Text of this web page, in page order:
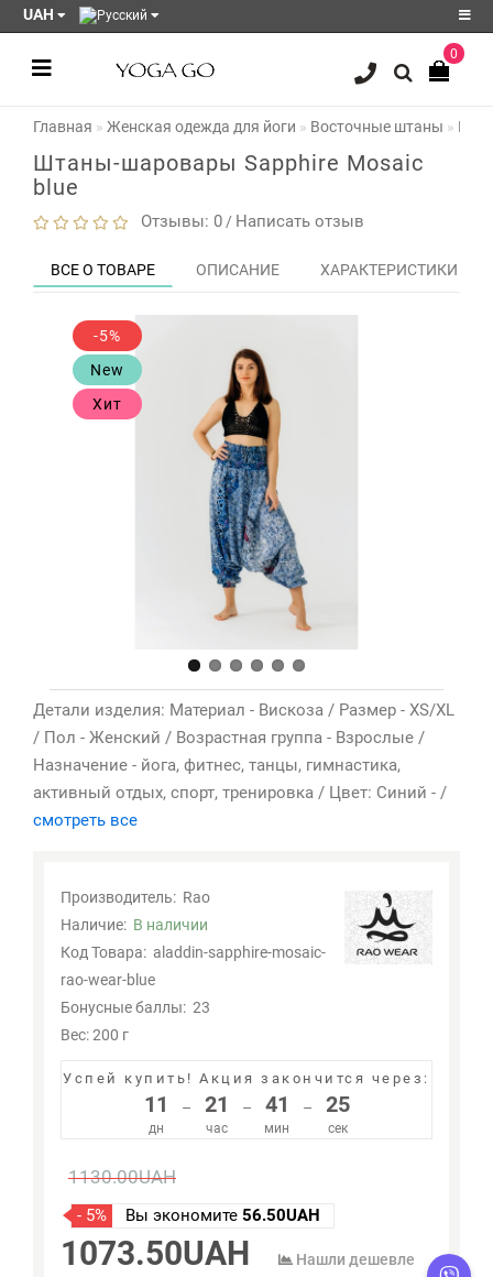
UAH
Регистрация
Авторизация
Акции
закладки0
0
Главная Женская одежда для йоги Восточные штаны
Штаны-шаровары Sapphire Mosaic
blue
Отзывы: 0 / Написать отзыв
ВСЕ О ТОВАРЕ ОПИСАНИЕ ХАРАКТЕРИСТИКИ
-5%
New
Хит
Детали изделия: Материал - Вискоза / Размер - XS/XL
/ Пол - Женский / Возрастная группа - Взрослые /
Назначение - йога, фитнес, танцы, гимнастика,
активный отдых, спорт, тренировка / Цвет: Синий - /
смотреть все
Производитель: Rao
Наличие: В наличии
Код Товара: aladdin-sapphire-mosaic-
rao-wear-blue
Бонусные баллы: 23
Вес: 200 г
Успей купить!Акция закончится через:
11
дн
– 21
час
– 41
мин
– 25
сек
1130.00UAH
- 5% Вы экономите 56.50UAH
1073.50UAH
Нашли дешевле